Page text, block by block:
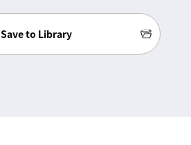
Save to Library